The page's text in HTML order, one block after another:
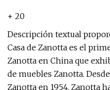
+ 20
Descripción textual
Casa de Zanotta es el
Zanotta en China que
de muebles Zanotta.
Zanotta en 1954, Zanotta